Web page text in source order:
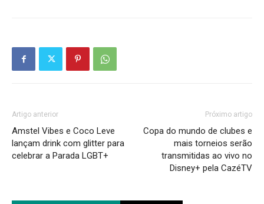
Artigo anterior
Amstel Vibes e Coco Leve
lançam drink com glitter para
celebrar a Parada LGBT+
Próximo artigo
Copa do mundo de clubes e
mais torneios serão
transmitidas ao vivo no
Disney+ pela CazéTV